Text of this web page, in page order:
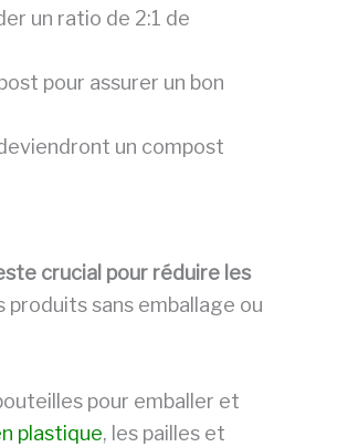
un ratio de 2:1 de
pour assurer un bon
un compost
crucial pour réduire les
produits sans emballage ou
pour emballer et
plastique, les pailles et